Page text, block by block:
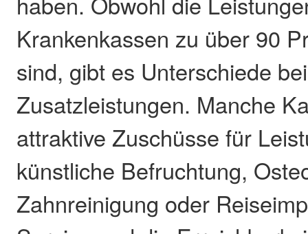
Krankenkassen zu über 90
sind, gibt es Unterschiede
Zusatzleistungen. Manche
attraktive Zuschüsse für
künstliche Befruchtung,
Zahnreinigung oder